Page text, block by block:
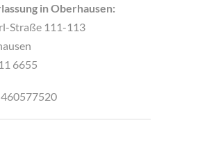
in Oberhausen:
Straße 111-113
6655